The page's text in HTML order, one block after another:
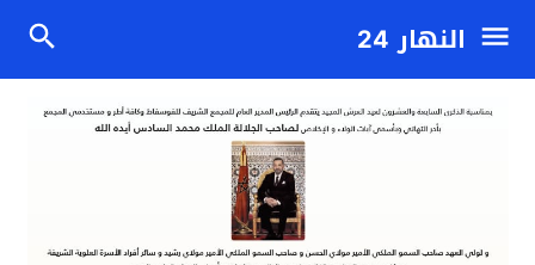
النهار 24